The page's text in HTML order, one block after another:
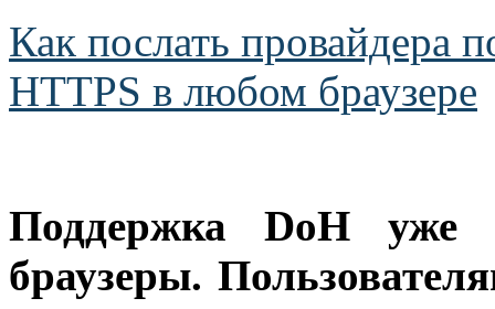
Как послать провайдера
HTTPS в любом браузере
Поддержка DoH уже
браузеры.